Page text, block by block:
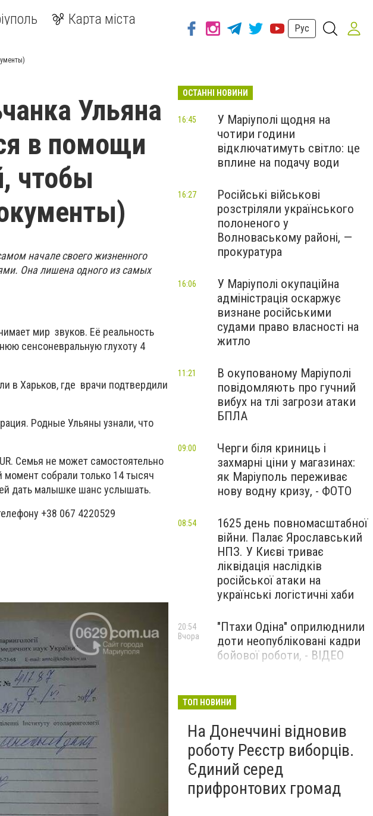
Карта міста
Рус
Ульяна
в помощи
чтобы
начале своего жизненного
Она лишена одного из самых
мир звуков. Её реальность
сенсоневральную глухоту 4
в Харьков, где врачи подтвердили
Родные Ульяны узнали, что
Семья не может самостоятельно
момент собрали только 14 тысяч
дать малышке шанс услышать.
+38 067 4220529
ОСТАННІ НОВИНИ
У Маріуполі щодня на
чотири години
відключатимуть світло: це
вплине на подачу води
16:45
Російські військові
розстріляли українського
полоненого у
Волноваському районі, —
прокуратура
16:27
У Маріуполі окупаційна
адміністрація оскаржує
визнане російськими
судами право власності на
житло
16:06
В окупованому Маріуполі
повідомляють про гучний
вибух на тлі загрози атаки
БПЛА
11:21
Черги біля криниць і
захмарні ціни у магазинах:
як Маріуполь переживає
нову водну кризу, - ФОТО
09:00
1625 день повномасштабної
війни. Палає Ярославський
НПЗ. У Києві триває
ліквідація наслідків
російської атаки на
українські логістичні хаби
08:54
"Птахи Одіна" оприлюднили
доти неопубліковані кадри
бойової роботи, - ВІДЕО
20:54
Вчора
Бєдняков зіграє тата
новому українському
фільмі, - ФОТО
Вчора
ТОП НОВИНИ
На Донеччині відновив
роботу Реєстр виборців.
Єдиний серед
прифронтових громад